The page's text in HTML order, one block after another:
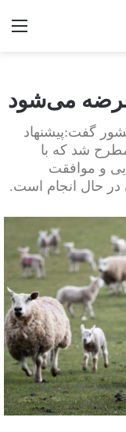
عرضه می‌شود
گفت:پیشنهاد
شد که با
و موافقت
در حال انجام است.